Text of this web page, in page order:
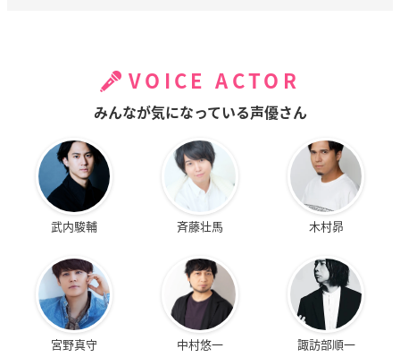
VOICE ACTOR
みんなが気になっている声優さん
武内駿輔 斉藤壮馬 木村昴
宮野真守 中村悠一 諏訪部順一